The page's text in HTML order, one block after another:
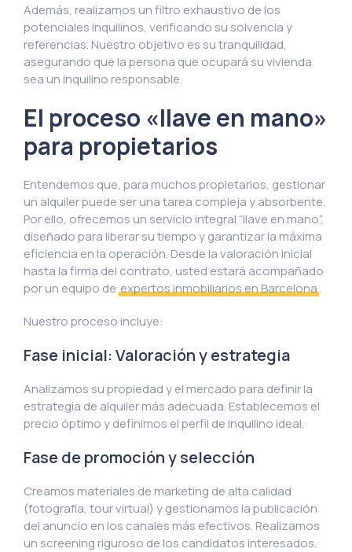
Además, realizamos un filtro exhaustivo de los
potenciales inquilinos, verificando su solvencia y
referencias. Nuestro objetivo es su tranquilidad,
asegurando que la persona que ocupará su vivienda
sea un inquilino responsable.
El proceso «llave en mano»
para propietarios
Entendemos que, para muchos propietarios, gestionar
un alquiler puede ser una tarea compleja y absorbente.
Por ello, ofrecemos un servicio integral “llave en mano”,
diseñado para liberar su tiempo y garantizar la máxima
eficiencia en la operación. Desde la valoración inicial
hasta la firma del contrato, usted estará acompañado
por un equipo de expertos inmobiliarios en Barcelona.
Nuestro proceso incluye:
Fase inicial: Valoración y estrategia
Analizamos su propiedad y el mercado para definir la
estrategia de alquiler más adecuada. Establecemos el
precio óptimo y definimos el perfil de inquilino ideal.
Fase de promoción y selección
Creamos materiales de marketing de alta calidad
(fotografía, tour virtual) y gestionamos la publicación
del anuncio en los canales más efectivos. Realizamos
un screening riguroso de los candidatos interesados.